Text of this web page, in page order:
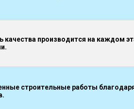
качества производится на каждом
строительные работы